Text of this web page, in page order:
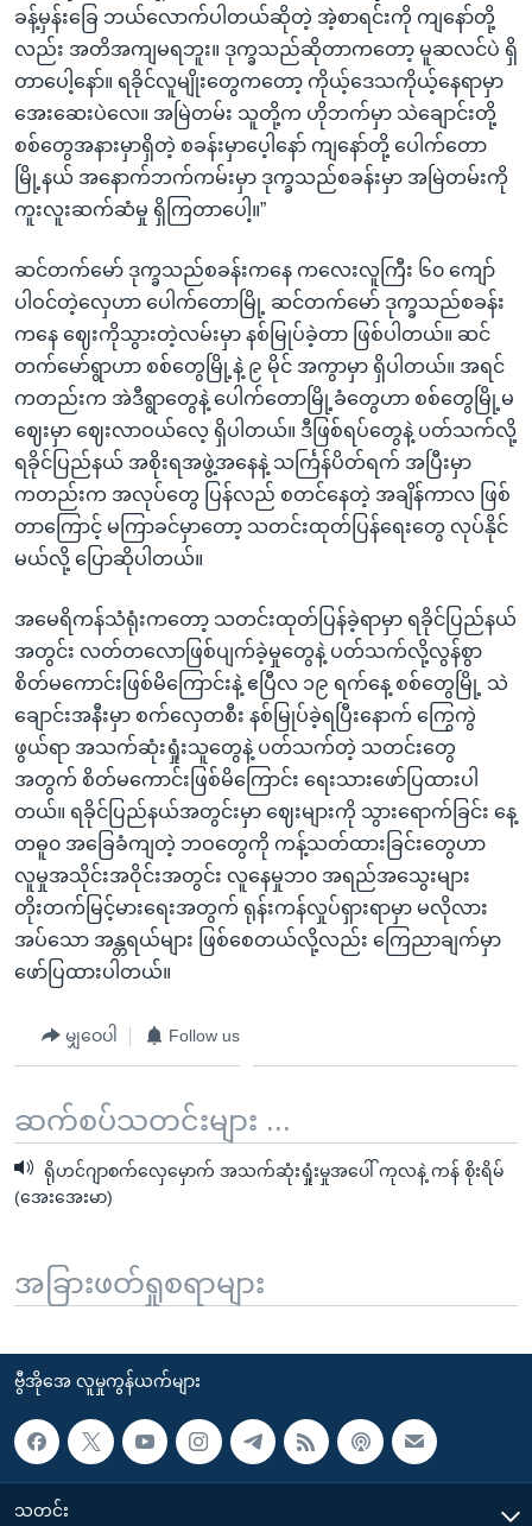
ခန့်မှန်းခြေ ဘယ်လောက်ပါတယ်ဆိုတဲ့ အဲ့စာရင်းကို ကျနော်တို့
လည်း အတိအကျမရဘူး။ ဒုက္ခသည်ဆိုတာကတော့ မူဆလင်ပဲ ရှိ
တာပေါ့နော်။ ရခိုင်လူမျိုးတွေကတော့ ကိုယ့်ဒေသကိုယ့်နေရာမှာ
အေးဆေးပဲလေ။ အမြဲတမ်း သူတို့က ဟိုဘက်မှာ သဲချောင်းတို့
စစ်တွေအနားမှာရှိတဲ့ စခန်းမှာပေ့ါနော် ကျနော်တို့ ပေါက်တော
မြို့နယ် အနောက်ဘက်ကမ်းမှာ ဒုက္ခသည်စခန်းမှာ အမြဲတမ်းကို
ကူးလူးဆက်ဆံမှု ရှိကြတာပေါ့။”
ဆင်တက်မော် ဒုက္ခသည်စခန်းကနေ ကလေးလူကြီး ၆၀ ကျော်
ပါဝင်တဲ့လှေဟာ ပေါက်တောမြို့ ဆင်တက်မော် ဒုက္ခသည်စခန်း
ကနေ ဈေးကိုသွားတဲ့လမ်းမှာ နစ်မြုပ်ခဲ့တာ ဖြစ်ပါတယ်။ ဆင်
တက်မော်ရွာဟာ စစ်တွေမြို့နဲ့ ၉ မိုင် အကွာမှာ ရှိပါတယ်။ အရင်
ကတည်းက အဲဒီရွာတွေနဲ့ ပေါက်တောမြို့ခံတွေဟာ စစ်တွေမြို့မ
ဈေးမှာ ဈေးလာဝယ်လေ့ ရှိပါတယ်။ ဒီဖြစ်ရပ်တွေနဲ့ ပတ်သက်လို့
ရခိုင်ပြည်နယ် အစိုးရအဖွဲ့အနေနဲ့ သင်္ကြန်ပိတ်ရက် အပြီးမှာ
ကတည်းက အလုပ်တွေ ပြန်လည် စတင်နေတဲ့ အချိန်ကာလ ဖြစ်
တာကြောင့် မကြာခင်မှာတော့ သတင်းထုတ်ပြန်ရေးတွေ လုပ်နိုင်
မယ်လို့ ပြောဆိုပါတယ်။
အမေရိကန်သံရုံးကတော့ သတင်းထုတ်ပြန်ခဲ့ရာမှာ ရခိုင်ပြည်နယ်
အတွင်း လတ်တလောဖြစ်ပျက်ခဲ့မှုတွေနဲ့ ပတ်သက်လို့လွန်စွာ
စိတ်မကောင်းဖြစ်မိကြောင်းနဲ့ ဧပြီလ ၁၉ ရက်နေ့ စစ်တွေမြို့ သဲ
ချောင်းအနီးမှာ စက်လှေတစီး နစ်မြုပ်ခဲ့ရပြီးနောက် ကြွေကွဲ
ဖွယ်ရာ အသက်ဆုံးရှုံးသူတွေနဲ့ ပတ်သက်တဲ့ သတင်းတွေ
အတွက် စိတ်မကောင်းဖြစ်မိကြောင်း ရေးသားဖော်ပြထားပါ
တယ်။ ရခိုင်ပြည်နယ်အတွင်းမှာ ဈေးများကို သွားရောက်ခြင်း နေ့
တဓူ၀ အခြေခံကျတဲ့ ဘဝတွေကို ကန့်သတ်ထားခြင်းတွေဟာ
လူမှုအသိုင်းအဝိုင်းအတွင်း လူနေမှုဘ၀ အရည်အသွေးများ
တိုးတက်မြင့်မားရေးအတွက် ရုန်းကန်လှုပ်ရှားရာမှာ မလိုလား
အပ်သော အန္တရယ်များ ဖြစ်စေတယ်လို့လည်း ကြေညာချက်မှာ
ဖော်ပြထားပါတယ်။
မျှဝေပါ Follow us
ဆက်စပ်သတင်းများ ...
ရိုဟင်ဂျာစက်လှေမှောက် အသက်ဆုံးရှုံးမှုအပေါ် ကုလနဲ့ ကန် စိုးရိမ်
(အေးအေးမာ)
အခြားဖတ်ရှုစရာများ
ဗွီအိုအေ လူမှုကွန်ယက်များ
သတင်း